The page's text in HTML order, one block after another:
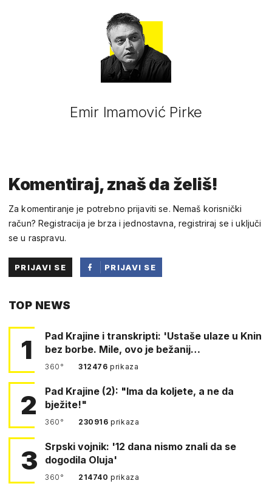
Emir Imamović Pirke
Komentiraj, znaš da želiš!
Za komentiranje je potrebno prijaviti se. Nemaš korisnički
račun? Registracija je brza i jednostavna, registriraj se i uključi
se u raspravu.
PRIJAVI SE
PRIJAVI SE
TOP NEWS
1
Pad Krajine i transkripti: 'Ustaše ulaze u Knin
bez borbe. Mile, ovo je bežanij…
360° 312476prikaza
2
Pad Krajine (2): "Ima da koljete, a ne da
bježite!"
360° 230916prikaza
3
Srpski vojnik: '12 dana nismo znali da se
dogodila Oluja'
360° 214740prikaza